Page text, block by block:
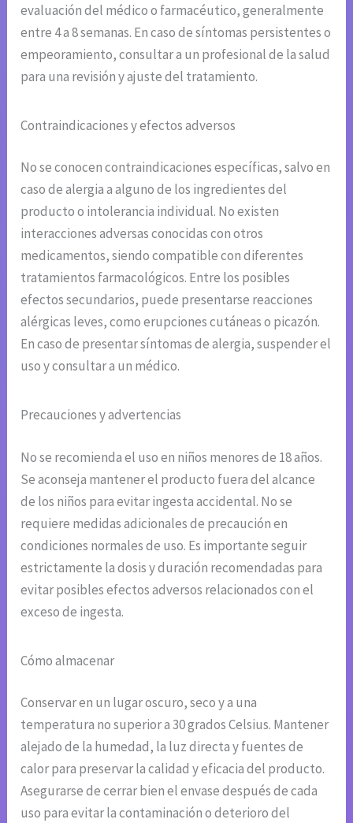
evaluación del médico o farmacéutico, generalmente
entre 4 a 8 semanas. En caso de síntomas persistentes o
empeoramiento, consultar a un profesional de la salud
para una revisión y ajuste del tratamiento.
Contraindicaciones y efectos adversos
No se conocen contraindicaciones específicas, salvo en
caso de alergia a alguno de los ingredientes del
producto o intolerancia individual. No existen
interacciones adversas conocidas con otros
medicamentos, siendo compatible con diferentes
tratamientos farmacológicos. Entre los posibles
efectos secundarios, puede presentarse reacciones
alérgicas leves, como erupciones cutáneas o picazón.
En caso de presentar síntomas de alergia, suspender el
uso y consultar a un médico.
Precauciones y advertencias
No se recomienda el uso en niños menores de 18 años.
Se aconseja mantener el producto fuera del alcance
de los niños para evitar ingesta accidental. No se
requiere medidas adicionales de precaución en
condiciones normales de uso. Es importante seguir
estrictamente la dosis y duración recomendadas para
evitar posibles efectos adversos relacionados con el
exceso de ingesta.
Cómo almacenar
Conservar en un lugar oscuro, seco y a una
temperatura no superior a 30 grados Celsius. Mantener
alejado de la humedad, la luz directa y fuentes de
calor para preservar la calidad y eficacia del producto.
Asegurarse de cerrar bien el envase después de cada
uso para evitar la contaminación o deterioro del